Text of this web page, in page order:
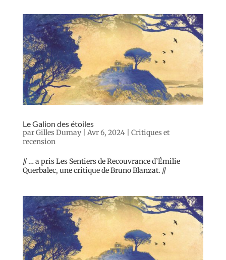
Le Galion des étoiles
parGilles Dumay| Avr 6, 2024| Critiques et
recension
// … a pris Les Sentiers de Recouvrance d’Émilie
Querbalec, une critique de Bruno Blanzat. //